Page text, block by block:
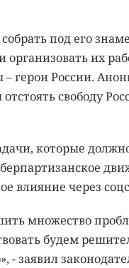
под его
их
– герои России.
свободу
которые
влияние через
множество
будем
заявил